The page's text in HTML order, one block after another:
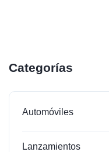
Categorías
Automóviles
Lanzamientos